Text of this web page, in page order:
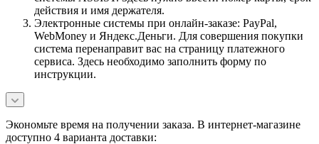
действия и имя держателя.
Электронные системы при онлайн-заказе: PayPal,
WebMoney и Яндекс.Деньги. Для совершения покупки
система перенаправит вас на страницу платежного
сервиса. Здесь необходимо заполнить форму по
инструкции.
Экономьте время на получении заказа. В интернет-магазине
доступно 4 варианта доставки: